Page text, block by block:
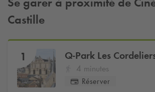
Castille
1 Q-Park Les
4 minutes
Réserver